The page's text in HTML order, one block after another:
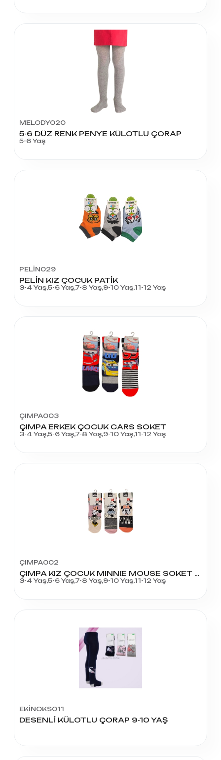
MELODY020
5-6 DÜZ RENK PENYE KÜLOTLU ÇORAP
5-6 Yaş
PELİN029
PELİN KIZ ÇOCUK PATİK
3-4 Yaş,5-6 Yaş,7-8 Yaş,9-10 Yaş,11-12 Yaş
ÇIMPA003
ÇIMPA ERKEK ÇOCUK CARS SOKET
3-4 Yaş,5-6 Yaş,7-8 Yaş,9-10 Yaş,11-12 Yaş
ÇIMPA002
ÇIMPA KIZ ÇOCUK MINNIE MOUSE SOKET ÇORAP SOKET
3-4 Yaş,5-6 Yaş,7-8 Yaş,9-10 Yaş,11-12 Yaş
EKİNOKS011
DESENLİ KÜLOTLU ÇORAP 9-10 YAŞ